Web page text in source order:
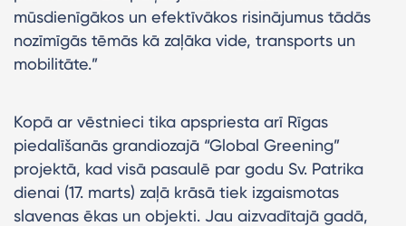
mūsdienīgākos un efektīvākos risinājumus tādās
nozīmīgās tēmās kā zaļāka vide, transports un
mobilitāte.”
Kopā ar vēstnieci tika apspriesta arī Rīgas
piedalīšanās grandiozajā “Global Greening”
projektā, kad visā pasaulē par godu Sv. Patrika
dienai (17. marts) zaļā krāsā tiek izgaismotas
slavenas ēkas un objekti. Jau aizvadītajā gadā,